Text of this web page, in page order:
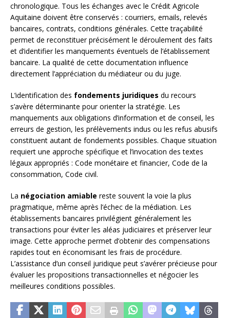
chronologique. Tous les échanges avec le Crédit Agricole
Aquitaine doivent être conservés : courriers, emails, relevés
bancaires, contrats, conditions générales. Cette traçabilité
permet de reconstituer précisément le déroulement des faits
et d’identifier les manquements éventuels de l’établissement
bancaire. La qualité de cette documentation influence
directement l’appréciation du médiateur ou du juge.
L’identification des fondements juridiques du recours
s’avère déterminante pour orienter la stratégie. Les
manquements aux obligations d’information et de conseil, les
erreurs de gestion, les prélèvements indus ou les refus abusifs
constituent autant de fondements possibles. Chaque situation
requiert une approche spécifique et l’invocation des textes
légaux appropriés : Code monétaire et financier, Code de la
consommation, Code civil.
La négociation amiable reste souvent la voie la plus
pragmatique, même après l’échec de la médiation. Les
établissements bancaires privilégient généralement les
transactions pour éviter les aléas judiciaires et préserver leur
image. Cette approche permet d’obtenir des compensations
rapides tout en économisant les frais de procédure.
L’assistance d’un conseil juridique peut s’avérer précieuse pour
évaluer les propositions transactionnelles et négocier les
meilleures conditions possibles.